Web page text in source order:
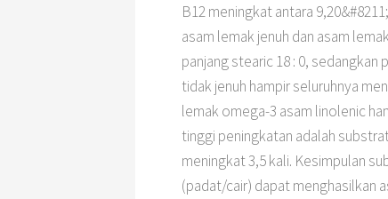
B12 meningkat antara
asam lemak jenuh dan asam
panjang stearic 18 : 0, sedangkan
tidak jenuh hampir seluruhnya
lemak omega-3 asam linolenic
tinggi peningkatan adalah
meningkat 3,5 kali. Kesimpulan
(padat/cair) dapat menghasilkan